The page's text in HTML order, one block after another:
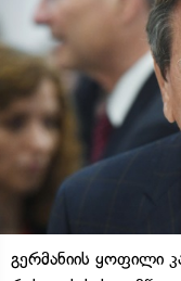
გერმანიის ყოფილი